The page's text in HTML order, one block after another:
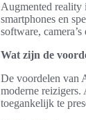
Augmented reality
smartphones en
software, camera’s
Wat zijn de
De voordelen van
moderne
toegankelijk te